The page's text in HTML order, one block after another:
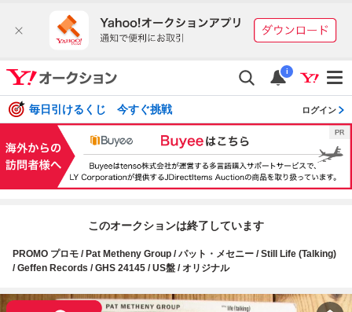
i
毎日引けるくじ 今すぐ挑戦 ログイン
このオークションは終了しています
PROMO プロモ / Pat Metheny Group / パット・メセニー / Still Life (Talking)
/ Geffen Records / GHS 24145 / US盤 / オリジナル